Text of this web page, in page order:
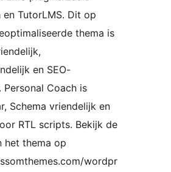
en TutorLMS. Dit op
thema is
en SEO-
Personal Coach is
Schema vriendelijk en
RTL scripts. Bekijk de
het thema op
wordpr